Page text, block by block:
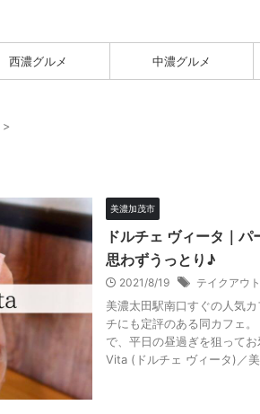
西濃グルメ 中濃グルメ
>
美濃加茂市
ドルチェ ヴィータ｜
思わずうっとり♪
2021/8/19 テイクアウト
美濃太田駅南口すぐの人気
チにも定評のある同カフェ
で、平日の昼過ぎを狙って
Vita (ドルチェ ヴィータ)／